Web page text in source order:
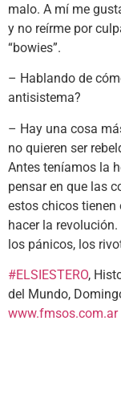
malo. A mí me
y no reírme por
“bowies”.
– Hablando de
antisistema?
– Hay una cosa
no quieren ser
Antes teníamos la
pensar en que las
estos chicos
hacer la
los pánicos, los
#ELSIESTERO,
del Mundo,
www.fmsos.com.ar